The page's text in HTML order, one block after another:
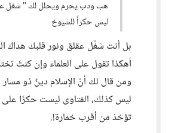
هب ودب يحرم ويحلل لك " شغل
ليس حكراً للشيوخ
بل أنت شغّل عقلق ونور قلبك هداك
أهكذا تقول على العلماء وإن كنتَ
ومن قال لك أنّ الإسلام دينٌ ذو
ليس كذلك، الفتاوى ليست حكرًا
تؤخذ من أقرب خمارة!.